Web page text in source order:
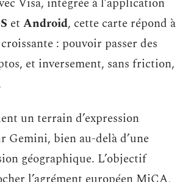
et Android, cette carte répond à
: pouvoir passer des
et inversement, sans friction,
un terrain d’expression
Gemini, bien au-delà d’une
géographique. L’objectif